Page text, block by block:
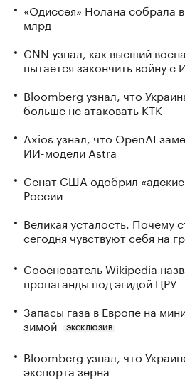
«Одиссея» Нолана собрала
млрд
CNN узнал, как высший
пытается закончить войну с
Bloomberg узнал, что
больше не атаковать КТК
Axios узнал, что OpenAI
ИИ-модели Astra
Сенат США одобрил
России
Великая усталость. Почему
сегодня чувствуют себя на
Сооснователь Wikipedia
пропаганды под эгидой ЦРУ
Запасы газа в Европе на
зимой
ЭКСКЛЮЗИВ
Bloomberg узнал, что
экспорта зерна